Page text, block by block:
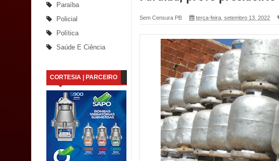
Saúde Bucal: Mais de 470 próteses dentárias já foram entregues
Caldas Brandão: Tradicional Festa de Santana 2026 será neste
Nota de pesar: Câmara de Marí lamenta a morte da ex-vereadora
Prefeito Major Sidnei busca em Brasília recursos para nova Casa
Denise Ribeiro toma posse no Diretório Nacional do PDT durante
Dois Gigantes da Poesia Paraibana inspiram a IV FEIRA LITERÁRIA
Paraíba
Policial
Política
Saúde E Ciência
CORTESIA | PARCEIRO
Sem Censura PB terça-feira, setembro 13, 2022